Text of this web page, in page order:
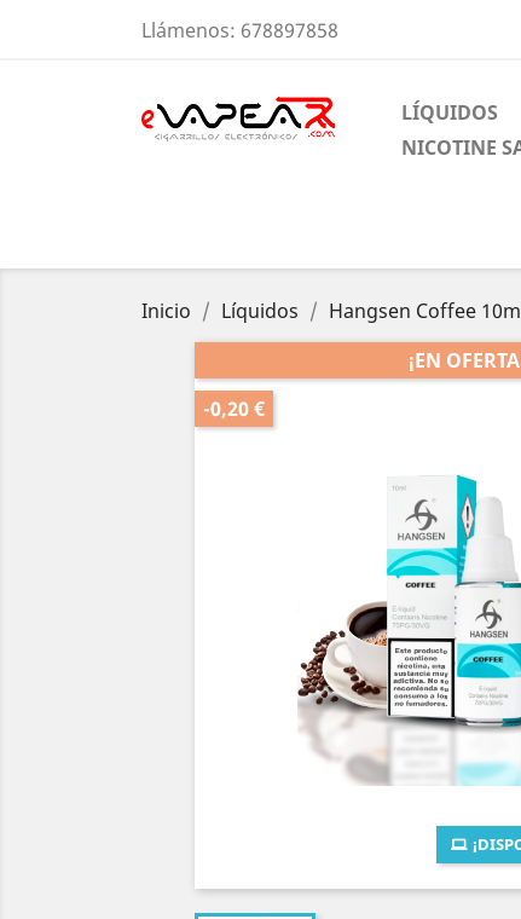
Llámenos: 678897858
LÍQUIDOS
NICOTINE
Inicio Líquidos Hangsen Coffee
¡EN
-0,20 €